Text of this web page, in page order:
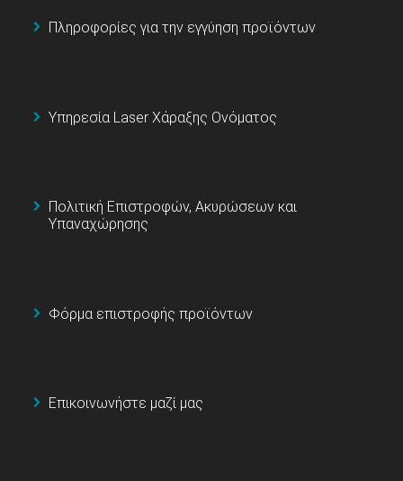
Πληροφορίες για την εγγύηση προϊόντων
Υπηρεσία Laser Χάραξης Ονόματος
Πολιτική Επιστροφών, Ακυρώσεων και
Υπαναχώρησης
Φόρμα επιστροφής προϊόντων
Επικοινωνήστε μαζί μας